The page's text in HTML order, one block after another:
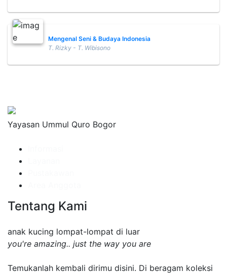
Mengenal Seni & Budaya Indonesia
T. Rizky - T. Wibisono
Yayasan Ummul Quro Bogor
Tentang Kami
anak kucing lompat-lompat di luar
you're amazing.. just the way you are
Temukanlah kembali dirimu disini. Di beragam koleksi